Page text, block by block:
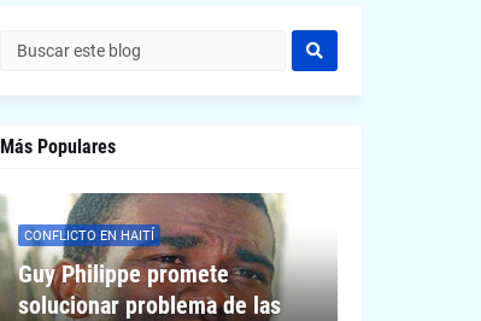
Más Populares
CONFLICTO EN HAITÍ
Guy Philippe promete
solucionar problema de las